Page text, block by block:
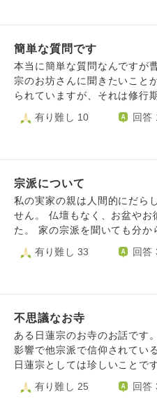
正しかったのか」という葛藤
っております。 ​お坊さま方より、この心のありようについ
てご示教をいただけますと幸
いたします。
に親しみを持ち、何の違和感
それなのに、結婚後に夫の実
と聞いたときは、大げさかも
クのようなものを受けました
を感じてしまいます。 日蓮宗のことをよく知れば解消する
きですし、般若心経やお地蔵
す。 反面、これら他宗派のお経やご真言を心の中でも唱え
ることは罰当たりな気もして
ちは嫌なので夫と同じお墓に入りたい
になりたい⋯こんな私は将来
簡単な質問です
本当に簡単な質問なんですが
宗のお坊さんに聞きたいこと
られていますが、それは修行
ずーと続くものですか？
有り難し 10 回答
宗派について
私の実家の親は人間的にだら
せん。 仏壇もなく、お盆やお
た。 家の宗派を聞いても分か
両親は、特殊な宗教を信仰し
仰したくない考えです。夫も
いのですが、勝手に信仰して
お寺に相談に行った方が良い
海様や覚鑁様の勉強会など行
うか？ 個人的には真言宗のお
有り難し 33 回答
不思議なお寺
ある日蓮宗のお寺のお話です
影響で他宗派で信仰されてい
日蓮宗としては珍しいことで
や他宗派で信仰されている仏
引き受けて下さいます。 例
有り難し 25 回答